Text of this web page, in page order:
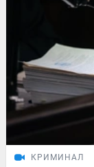
КРИМИНАЛ